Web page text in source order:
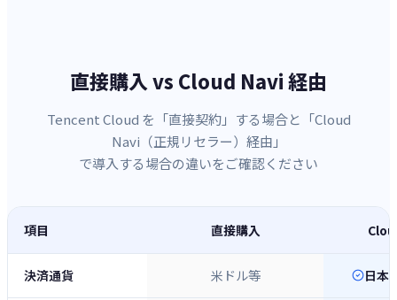
直接購入 vs Cloud Navi 経由
Tencent Cloud を「直接契約」する場合と「Cloud
Navi（正規リセラー）経由」
で導入する場合の違いをご確認ください
項目 直接購入
決済通貨 米ドル等 日本